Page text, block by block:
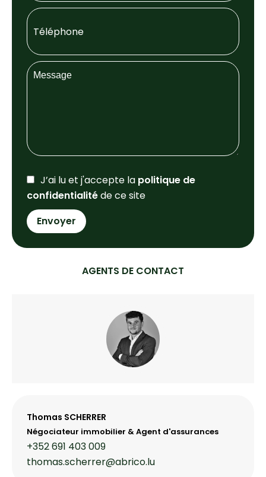
J’ai lu et j'accepte la politique de
confidentialitéde ce site
Envoyer
AGENTS DE CONTACT
Thomas SCHERRER
Négociateur immobilier & Agent d'assurances
+352 691 403 009
thomas.scherrer@abrico.lu